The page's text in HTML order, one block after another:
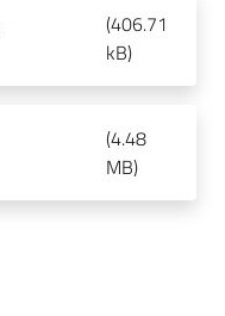
(406.71
kB)
(4.48
MB)